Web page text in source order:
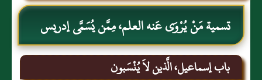
تسمية مَنْ يُرْوَى عَنه العلم، مِمَّن يُسَمَّى إدريس
باب إسماعيل، الَّذين لاَ يُنْسَبون